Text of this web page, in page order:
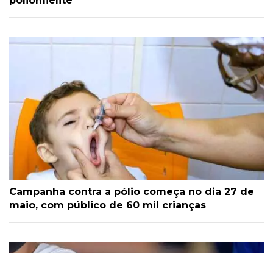
Campanha contra a pólio começa no dia 27 de
maio, com público de 60 mil crianças